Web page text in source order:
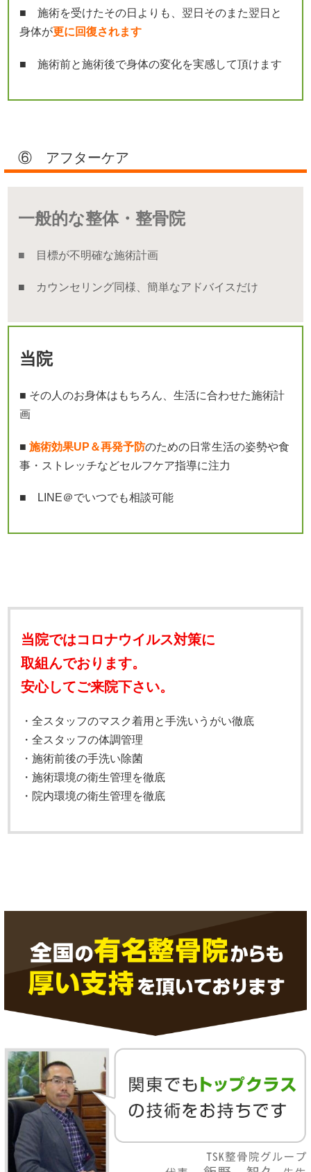
■ 施術を受けたその日よりも、翌日そのまた翌日と
身体が更に回復されます
■ 施術前と施術後で身体の変化を実感して頂けます
⑥ アフターケア
一般的な整体・整骨院
■ 目標が不明確な施術計画
■ カウンセリング同様、簡単なアドバイスだけ
当院
■ その人のお身体はもちろん、生活に合わせた施術計
画
■ 施術効果UP＆再発予防のための日常生活の姿勢や食
事・ストレッチなどセルフケア指導に注力
■ LINE＠でいつでも相談可能
当院ではコロナウイルス対策に
取組んでおります。
安心してご来院下さい。
・全スタッフのマスク着用と手洗いうがい徹底
・全スタッフの体調管理
・施術前後の手洗い除菌
・施術環境の衛生管理を徹底
・院内環境の衛生管理を徹底